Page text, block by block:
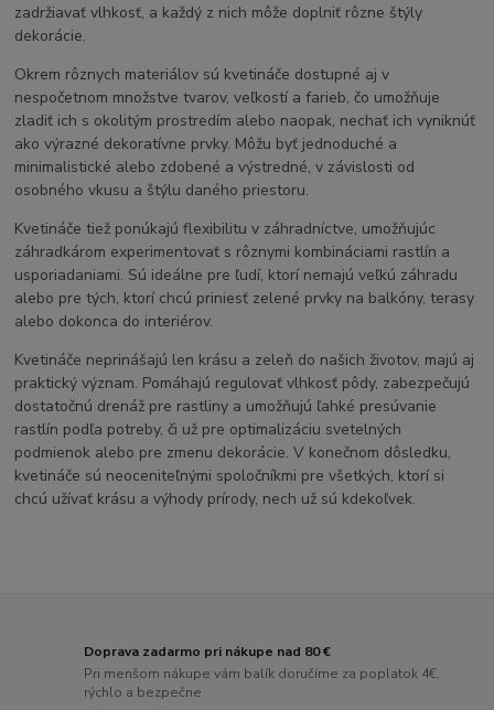
zadržiavať vlhkosť, a každý z nich môže doplniť rôzne štýly
dekorácie.
Okrem rôznych materiálov sú kvetináče dostupné aj v
nespočetnom množstve tvarov, veľkostí a farieb, čo umožňuje
zladiť ich s okolitým prostredím alebo naopak, nechať ich vyniknúť
ako výrazné dekoratívne prvky. Môžu byť jednoduché a
minimalistické alebo zdobené a výstredné, v závislosti od
osobného vkusu a štýlu daného priestoru.
Kvetináče tiež ponúkajú flexibilitu v záhradníctve, umožňujúc
záhradkárom experimentovať s rôznymi kombináciami rastlín a
usporiadaniami. Sú ideálne pre ľudí, ktorí nemajú veľkú záhradu
alebo pre tých, ktorí chcú priniesť zelené prvky na balkóny, terasy
alebo dokonca do interiérov.
Kvetináče neprinášajú len krásu a zeleň do našich životov, majú aj
praktický význam. Pomáhajú regulovať vlhkosť pôdy, zabezpečujú
dostatočnú drenáž pre rastliny a umožňujú ľahké presúvanie
rastlín podľa potreby, či už pre optimalizáciu svetelných
podmienok alebo pre zmenu dekorácie. V konečnom dôsledku,
kvetináče sú neoceniteľnými spoločníkmi pre všetkých, ktorí si
chcú užívať krásu a výhody prírody, nech už sú kdekoľvek.
Doprava zadarmo pri nákupe nad 80 €
Pri menšom nákupe vám balík doručíme za poplatok 4€,
rýchlo a bezpečne